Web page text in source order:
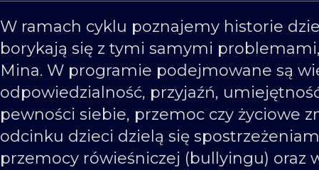
W ramach cyklu poznajemy historie
borykają się z tymi samymi
Mina. W programie podejmowane są
odpowiedzialność, przyjaźń,
pewności siebie, przemoc czy życiowe
odcinku dzieci dzielą się
przemocy rówieśniczej (bullyingu) oraz